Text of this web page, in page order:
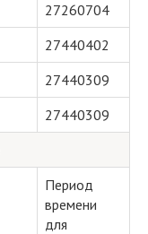
27260704
27440402
27440309
27440309
Период
времени
для